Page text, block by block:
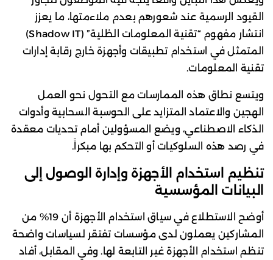
القيود الرسمية عند شعورهم بعدم ملاءمتها، ما يعزز
انتشار مفهوم “تقنية المعلومات الظلية” (Shadow IT)
المتمثل في استخدام تطبيقات وأجهزة خارج رقابة إدارات
تقنية المعلومات.
ويتسع نطاق هذه الممارسات مع التحول نحو العمل
الهجين والاعتماد المتزايد على الحوسبة السحابية وأدوات
الذكاء الاصطناعي، ويضع المسؤولين أمام تحديات معقدة
في رصد هذه السلوكيات أو التحكم بها مبكراً.
تنظيم استخدام الأجهزة وإدارة الوصول إلى
البيانات المؤسسية
أوضح الاستطلاع في سياق استخدام الأجهزة أن 19% من
المشاركين يعملون لدى مؤسسات تفتقر لسياسات واضحة
تنظم استخدام الأجهزة غير التابعة لها. وفي المقابل، أفاد